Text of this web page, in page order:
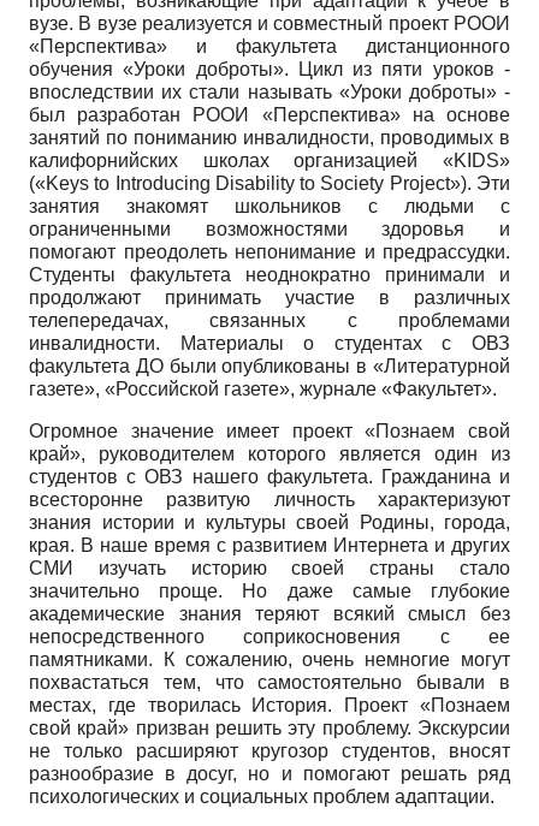
вузе. В вузе реализуется и совместный проект РООИ
«Перспектива» и факультета дистанционного
обучения «Уроки доброты». Цикл из пяти уроков -
впоследствии их стали называть «Уроки доброты» -
был разработан РООИ «Перспектива» на основе
занятий по пониманию инвалидности, проводимых в
калифорнийских школах организацией «KIDS»
(«Keys to Introducing Disability to Society Project»). Эти
занятия знакомят школьников с людьми с
ограниченными возможностями здоровья и
помогают преодолеть непонимание и предрассудки.
Студенты факультета неоднократно принимали и
продолжают принимать участие в различных
телепередачах, связанных с проблемами
инвалидности. Материалы о студентах с ОВЗ
факультета ДО были опубликованы в «Литературной
газете», «Российской газете», журнале «Факультет».
Огромное значение имеет проект «Познаем свой
край», руководителем которого является один из
студентов с ОВЗ нашего факультета. Гражданина и
всесторонне развитую личность характеризуют
знания истории и культуры своей Родины, города,
края. В наше время с развитием Интернета и других
СМИ изучать историю своей страны стало
значительно проще. Но даже самые глубокие
академические знания теряют всякий смысл без
непосредственного соприкосновения с ее
памятниками. К сожалению, очень немногие могут
похвастаться тем, что самостоятельно бывали в
местах, где творилась История. Проект «Познаем
свой край» призван решить эту проблему. Экскурсии
не только расширяют кругозор студентов, вносят
разнообразие в досуг, но и помогают решать ряд
психологических и социальных проблем адаптации.